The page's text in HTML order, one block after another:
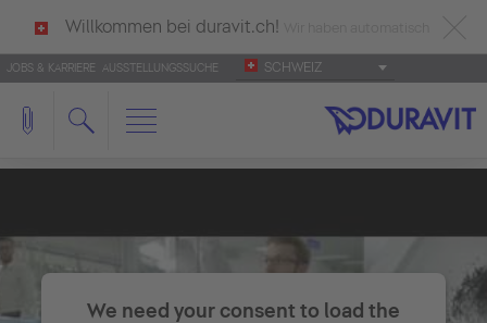
Willkommen bei duravit.ch!
deutsch als Ihre Sprache erkannt.
Français Italiano
JOBS & KARRIERE AUSSTELLUNGSSUCHE SCHWEIZ
We need your consent to load the